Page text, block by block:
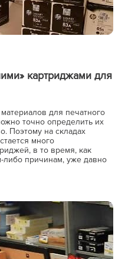
картриджами для
для печатного
точно определить их
Поэтому на складах
много
в то время, как
либо причинам, уже давно